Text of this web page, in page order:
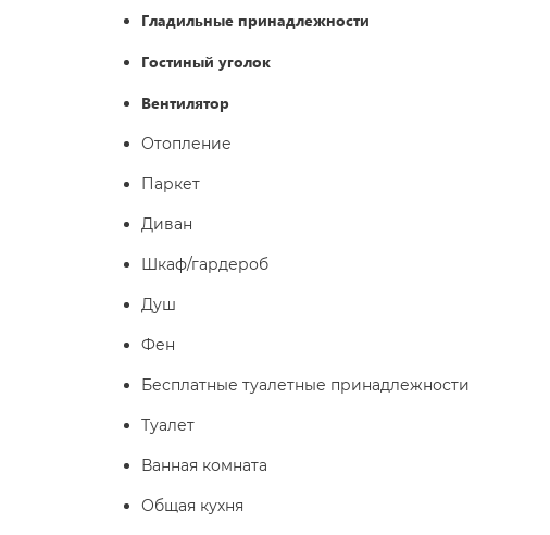
Гладильные принадлежности
Гостиный уголок
Вентилятор
Отопление
Паркет
Диван
Шкаф/гардероб
Душ
Фен
Бесплатные туалетные принадлежности
Туалет
Ванная комната
Общая кухня